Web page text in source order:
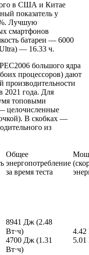
в США и Китае
показатель у
Лучшую
смартфонов
батареи — 6000
— 16.33 ч.
большого ядра
процессоров) дают
производительности
2021 года. Для
топовыми
целочисленные
В скобках —
из
Общее
энергопотребление
за время теста
8941 Дж (2.48
Вт⋅ч)
4700 Дж (1.31
Вт⋅ч)
4.42
5.01